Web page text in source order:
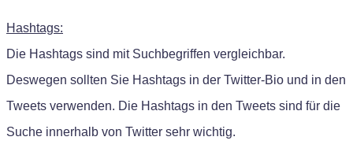
Hashtags:
Die Hashtags sind mit Suchbegriffen vergleichbar.
Deswegen sollten Sie Hashtags in der Twitter-Bio und in den
Tweets verwenden. Die Hashtags in den Tweets sind für die
Suche innerhalb von Twitter sehr wichtig.